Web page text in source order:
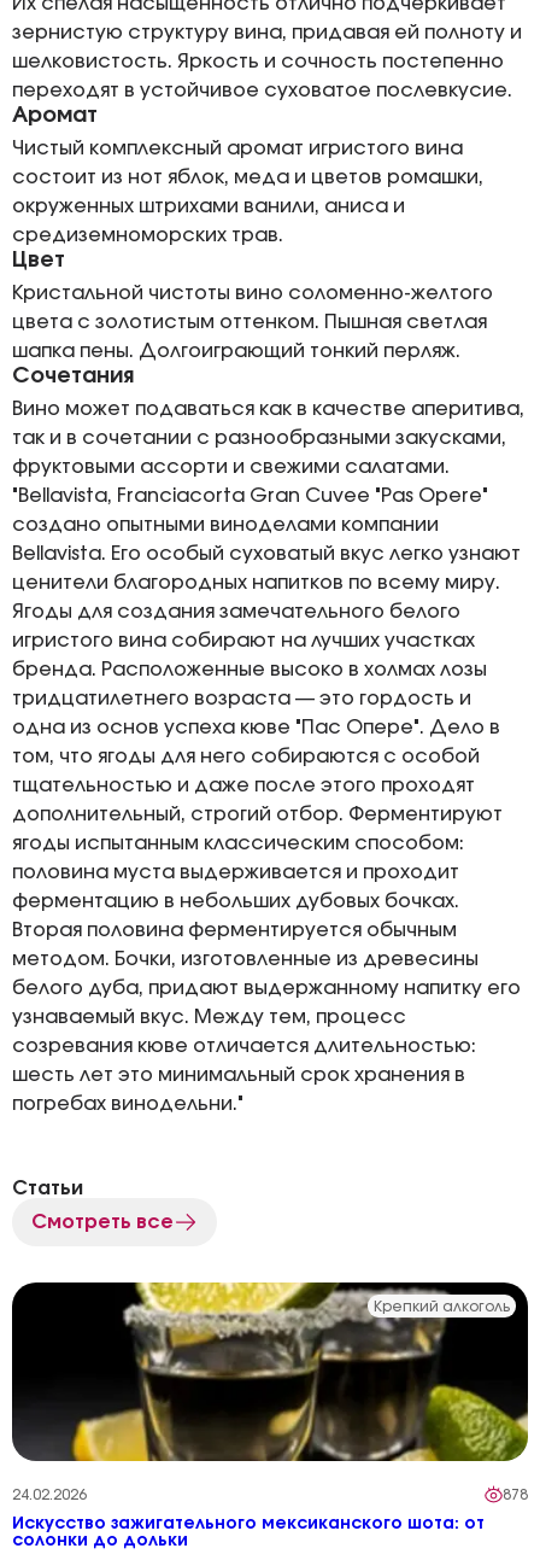
зернистую структуру вина, придавая ей полноту и
шелковистость. Яркость и сочность постепенно
переходят в устойчивое суховатое послевкусие.
Аромат
Чистый комплексный аромат игристого вина
состоит из нот яблок, меда и цветов ромашки,
окруженных штрихами ванили, аниса и
средиземноморских трав.
Цвет
Кристальной чистоты вино соломенно-желтого
цвета с золотистым оттенком. Пышная светлая
шапка пены. Долгоиграющий тонкий перляж.
Сочетания
Вино может подаваться как в качестве аперитива,
так и в сочетании с разнообразными закусками,
фруктовыми ассорти и свежими салатами.
"Bellavista, Franciacorta Gran Cuvee "Pas Opere"
создано опытными виноделами компании
Bellavista. Его особый суховатый вкус легко узнают
ценители благородных напитков по всему миру.
Ягоды для создания замечательного белого
игристого вина собирают на лучших участках
бренда. Расположенные высоко в холмах лозы
тридцатилетнего возраста — это гордость и
одна из основ успеха кюве "Пас Опере". Дело в
том, что ягоды для него собираются с особой
тщательностью и даже после этого проходят
дополнительный, строгий отбор. Ферментируют
ягоды испытанным классическим способом:
половина муста выдерживается и проходит
ферментацию в небольших дубовых бочках.
Вторая половина ферментируется обычным
методом. Бочки, изготовленные из древесины
белого дуба, придают выдержанному напитку его
узнаваемый вкус. Между тем, процесс
созревания кюве отличается длительностью:
шесть лет это минимальный срок хранения в
погребах винодельни."
Статьи
Смотреть все
Крепкий алкоголь
24.02.2026 878
Искусство зажигательного мексиканского шота: от
солонки до дольки